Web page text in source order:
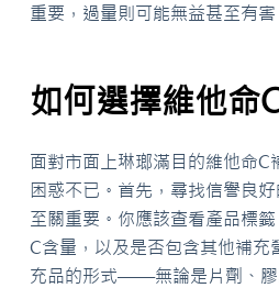
重要，過量則可能無益甚至有害
如何選擇維他命
面對市面上琳瑯滿目的維他命C
困惑不已。首先，尋找信譽良好
至關重要。你應該查看產品標
C含量，以及是否包含其他補充
充品的形式——無論是片劑、